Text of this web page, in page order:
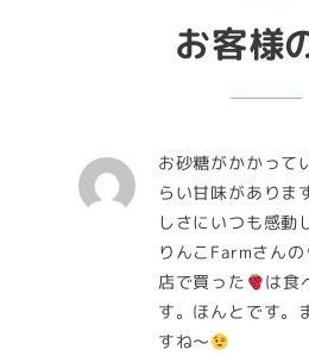
お客様
お砂糖がかかって
らい甘味がありま
しさにいつも感動
りんこFarmさんの
店で買った
は食
す。ほんとです。
すね～